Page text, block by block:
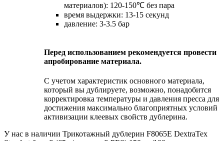
материалов): 120-150℃ без пара
время выдержки: 13-15 секунд
давление: 3-3.5 бар
Перед использованием рекомендуется провести
апробирование материала.
С учетом характеристик основного материала,
который вы дублируете, возможно, понадобится
корректировка температуры и давления пресса для
достижения максимально благоприятных условий
активизации клеевых свойств дублерина.
У нас в наличии Трикотажный дублерин F8065E DextraTex